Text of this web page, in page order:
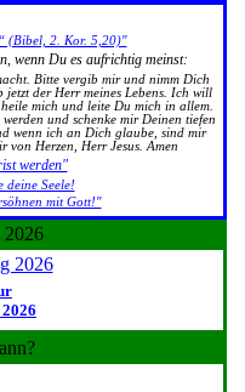
(Bibel, 2. Kor. 5,20)"
wenn Du es aufrichtig meinst:
Bitte vergib mir und nimm Dich
jetzt der Herr meines Lebens. Ich will
mich und leite Du mich in allem.
und schenke mir Deinen tiefen
wenn ich an Dich glaube, sind mir
Herzen, Herr Jesus. Amen
werden"
deine Seele!
mit Gott!"
2026